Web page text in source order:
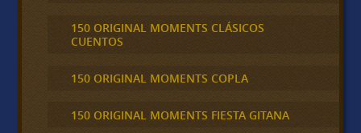
150 ORIGINAL MOMENTS CLÁSICOS
CUENTOS
150 ORIGINAL MOMENTS COPLA
150 ORIGINAL MOMENTS FIESTA GITANA